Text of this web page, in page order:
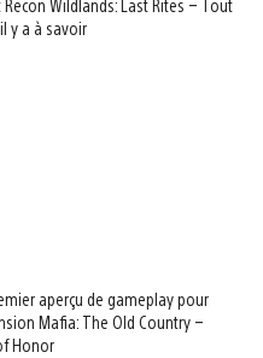
Recon Wildlands: Last Rites – Tout
y a à savoir
aperçu de gameplay pour
Mafia: The Old Country –
Honor